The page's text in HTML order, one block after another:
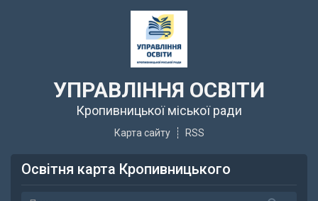
УПРАВЛІННЯ ОСВІТИ
Кропивницької міської ради
Карта сайту RSS
Освітня карта Кропивницького